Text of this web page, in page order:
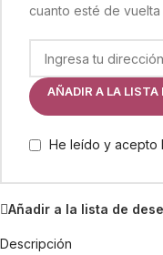
cuanto esté de vuelta
AÑADIR A LA LISTA
He leído y acepto
Añadir a la lista de
Descripción